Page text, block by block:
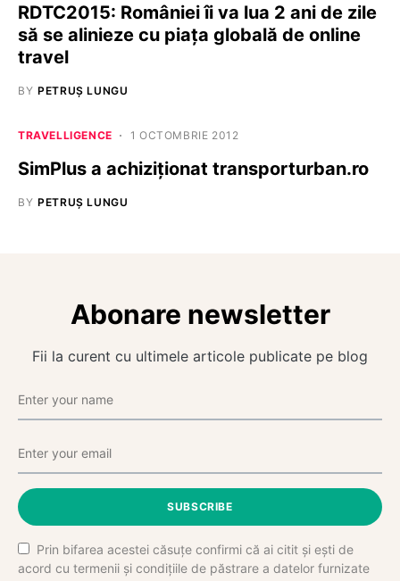
RDTC2015: României îi va lua 2 ani de zile
să se alinieze cu piața globală de online
travel
BY PETRUȘ LUNGU
TRAVELLIGENCE 1 OCTOMBRIE 2012
SimPlus a achiziționat transporturban.ro
BY PETRUȘ LUNGU
Abonare newsletter
Fii la curent cu ultimele articole publicate pe blog
SUBSCRIBE
Prin bifarea acestei căsuțe confirmi că ai citit și ești de
acord cu termenii și condițiile de păstrare a datelor furnizate